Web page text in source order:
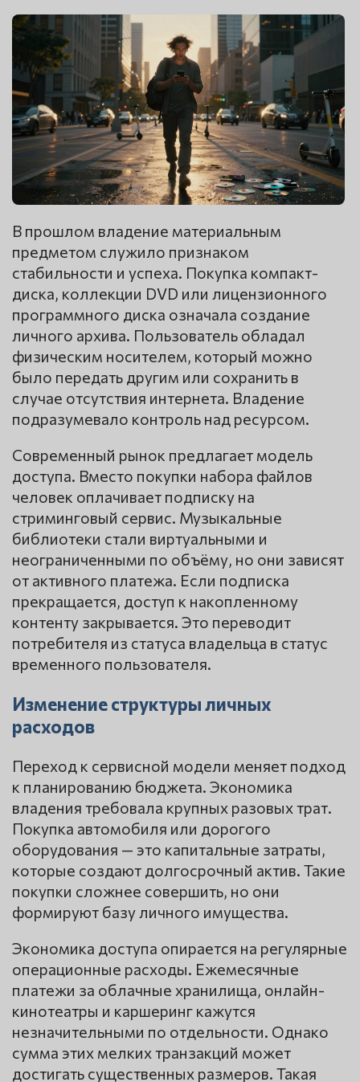
В прошлом владение материальным
предметом служило признаком
стабильности и успеха. Покупка компакт-
диска, коллекции DVD или лицензионного
программного диска означала создание
личного архива. Пользователь обладал
физическим носителем, который можно
было передать другим или сохранить в
случае отсутствия интернета. Владение
подразумевало контроль над ресурсом.
Современный рынок предлагает модель
доступа. Вместо покупки набора файлов
человек оплачивает подписку на
стриминговый сервис. Музыкальные
библиотеки стали виртуальными и
неограниченными по объёму, но они зависят
от активного платежа. Если подписка
прекращается, доступ к накопленному
контенту закрывается. Это переводит
потребителя из статуса владельца в статус
временного пользователя.
Изменение структуры личных
расходов
Переход к сервисной модели меняет подход
к планированию бюджета. Экономика
владения требовала крупных разовых трат.
Покупка автомобиля или дорогого
оборудования — это капитальные затраты,
которые создают долгосрочный актив. Такие
покупки сложнее совершить, но они
формируют базу личного имущества.
Экономика доступа опирается на регулярные
операционные расходы. Ежемесячные
платежи за облачные хранилища, онлайн-
кинотеатры и каршеринг кажутся
незначительными по отдельности. Однако
сумма этих мелких транзакций может
достигать существенных размеров. Такая